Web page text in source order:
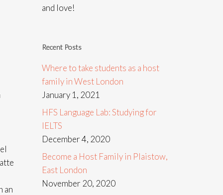
an
and love!
Recent Posts
Where to take students as a host
family in West London
January 1, 2021
HFS Language Lab: Studying for
IELTS
December 4, 2020
Become a Host Family in Plaistow,
East London
November 20, 2020